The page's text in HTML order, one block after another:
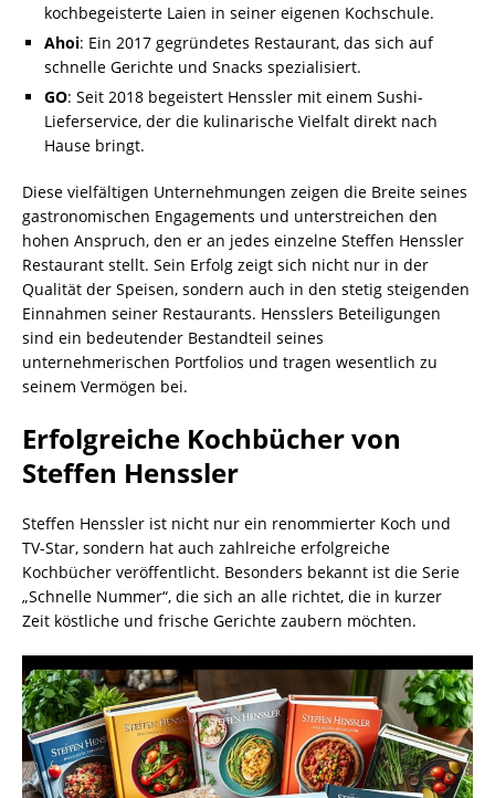
kochbegeisterte Laien in seiner eigenen Kochschule.
Ahoi: Ein 2017 gegründetes Restaurant, das sich auf
schnelle Gerichte und Snacks spezialisiert.
GO: Seit 2018 begeistert Henssler mit einem Sushi-
Lieferservice, der die kulinarische Vielfalt direkt nach
Hause bringt.
Diese vielfältigen Unternehmungen zeigen die Breite seines
gastronomischen Engagements und unterstreichen den
hohen Anspruch, den er an jedes einzelne Steffen Henssler
Restaurant stellt. Sein Erfolg zeigt sich nicht nur in der
Qualität der Speisen, sondern auch in den stetig steigenden
Einnahmen seiner Restaurants. Hensslers Beteiligungen
sind ein bedeutender Bestandteil seines
unternehmerischen Portfolios und tragen wesentlich zu
seinem Vermögen bei.
Erfolgreiche Kochbücher von
Steffen Henssler
Steffen Henssler ist nicht nur ein renommierter Koch und
TV-Star, sondern hat auch zahlreiche erfolgreiche
Kochbücher veröffentlicht. Besonders bekannt ist die Serie
„Schnelle Nummer“, die sich an alle richtet, die in kurzer
Zeit köstliche und frische Gerichte zaubern möchten.